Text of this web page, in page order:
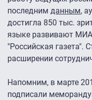
последним данным,
достигла 850 тыс.
языке развивают МИА
"Российская газета".
расширении
Напомним, в марте
подписали